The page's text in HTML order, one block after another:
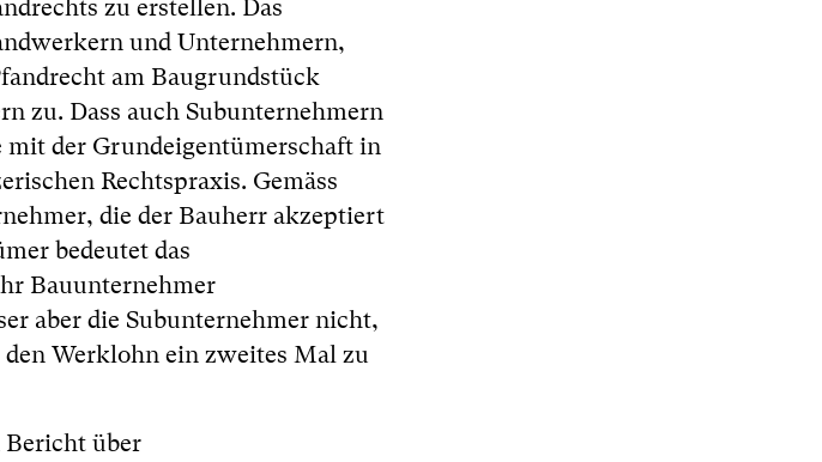
zu erstellen. Das
und Unternehmern,
am Baugrundstück
zu. Dass auch Subunternehmern
der Grundeigentümerschaft in
Rechtspraxis. Gemäss
die der Bauherr akzeptiert
bedeutet das
Bauunternehmer
aber die Subunternehmer nicht,
Werklohn ein zweites Mal zu
Bericht über